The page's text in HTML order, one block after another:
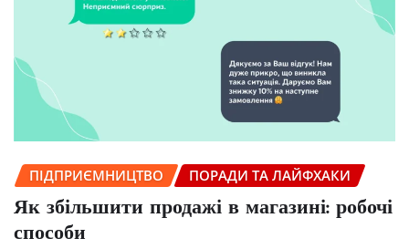
ПІДПРИЄМНИЦТВО ПОРАДИ ТА ЛАЙФХАКИ
Як збільшити продажі в магазині: робочі
способи